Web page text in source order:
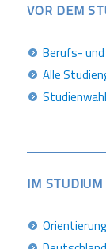
VOR DEM
Berufs-
Alle
IM STUDIUM